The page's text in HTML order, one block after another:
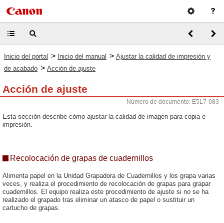
Inicio del portal > Inicio del manual > Ajustar la calidad de impresión y
de acabado > Acción de ajuste
Acción de ajuste
Número de documento: E5L7-083
Esta sección describe cómo ajustar la calidad de imagen para copia e
impresión.
Recolocación de grapas de cuadernillos
Alimenta papel en la Unidad Grapadora de Cuadernillos y los grapa varias
veces, y realiza el procedimiento de recolocación de grapas para grapar
cuadernillos. El equipo realiza este procedimiento de ajuste si no se ha
realizado el grapado tras eliminar un atasco de papel o sustituir un
cartucho de grapas.